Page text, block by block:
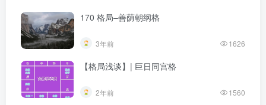
170 格局–善荫朝纲格
3年前 1626
【格局浅谈】| 巨日同宫格
2年前 1560